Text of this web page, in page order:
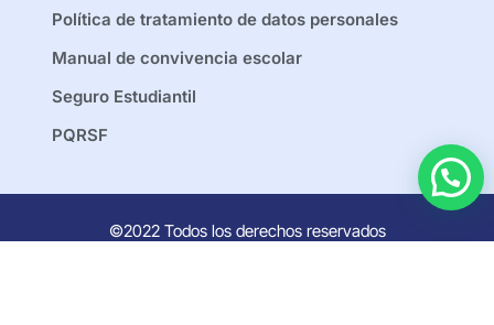
Política de tratamiento de datos personales
Manual de convivencia escolar
Seguro Estudiantil
PQRSF
©2022 Todos los derechos reservados